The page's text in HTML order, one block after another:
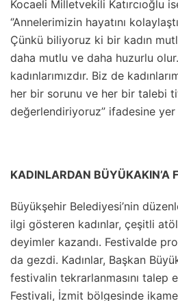
Kocaeli Milletvekili Katırcıoğlu
‘’Annelerimizin hayatını
Çünkü biliyoruz ki bir kadın
daha mutlu ve daha huzurlu
kadınlarımızdır. Biz de
her bir sorunu ve her bir talebi
değerlendiriyoruz” ifadesine yer
KADINLARDAN BÜYÜKAKIN’A
Büyükşehir Belediyesi’nin
ilgi gösteren kadınlar, çeşitli
deyimler kazandı. Festivalde
da gezdi. Kadınlar, Başkan
festivalin tekrarlanmasını talep
Festivali, İzmit bölgesinde